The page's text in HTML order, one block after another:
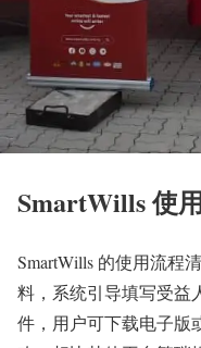
SmartWills 使
SmartWills 的使用流程
料，系统引导填写受益
件，用户可下载电子版